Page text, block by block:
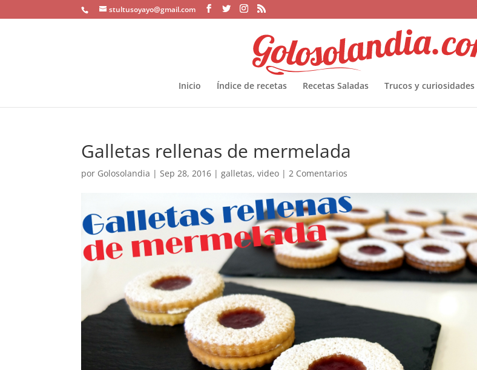
stultusoyayo@gmail.com
Inicio Índice de recetas Recetas Saladas Trucos y curiosidades
Galletas rellenas de mermelada
por Golosolandia |Sep 28, 2016 |galletas,video |2 Comentarios